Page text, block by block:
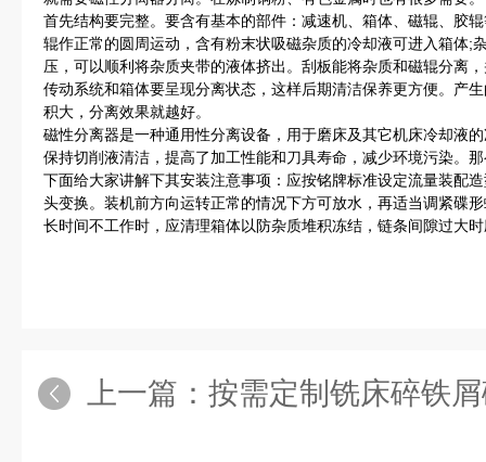
首先结构要完整。要含有基本的部件：减速机、箱体、磁辊、胶
辊作正常的圆周运动，含有粉末状吸磁杂质的冷却液可进入箱体;
压，可以顺利将杂质夹带的液体挤出。刮板能将杂质和磁辊分离
传动系统和箱体要呈现分离状态，这样后期清洁保养更方便。产
积大，分离效果就越好。
磁性分离器是一种通用性分离设备，用于磨床及其它机床冷却液
保持切削液清洁，提高了加工性能和刀具寿命，减少环境污染。
下面给大家讲解下其安装注意事项：应按铭牌标准设定流量装配
头变换。装机前方向运转正常的情况下方可放水，再适当调紧碟
长时间不工作时，应清理箱体以防杂质堆积冻结，链条间隙过大
上一篇： 按需定制铣床碎铁